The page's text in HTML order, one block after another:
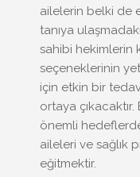
ailelerin belki de
tanıya
sahibi hekimlerin
seçeneklerinin
için etkin bir
ortaya
önemli
aileleri ve sağlık
eğitmektir.